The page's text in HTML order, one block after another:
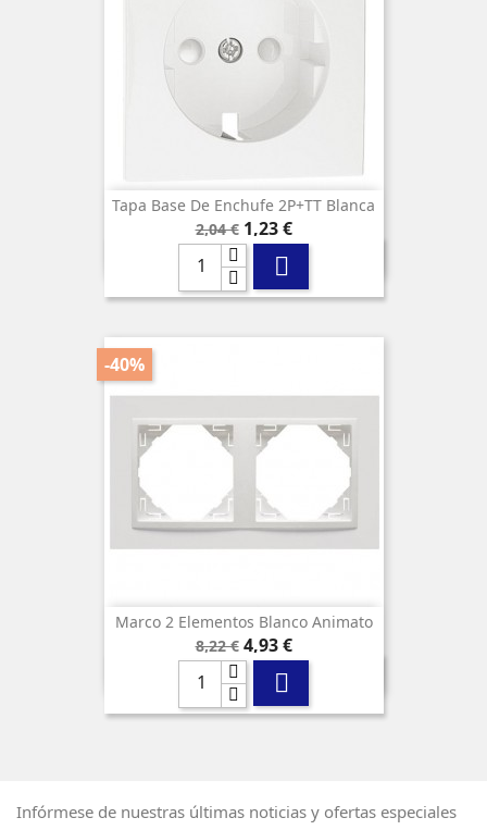
Tapa Base De Enchufe 2P+TT Blanca
Precio
base
2,04 € Precio
1,23 €

Marco 2 Elementos Blanco Animato
Precio
base
8,22 €
-40%
Precio
4,93 €

Infórmese de nuestras últimas noticias y ofertas especiales